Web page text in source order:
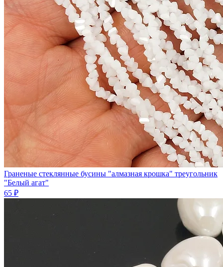
Граненые стеклянные бусины "алмазная крошка" треугольник
"Белый агат"
65 ₽